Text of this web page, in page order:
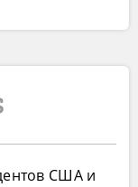
США и